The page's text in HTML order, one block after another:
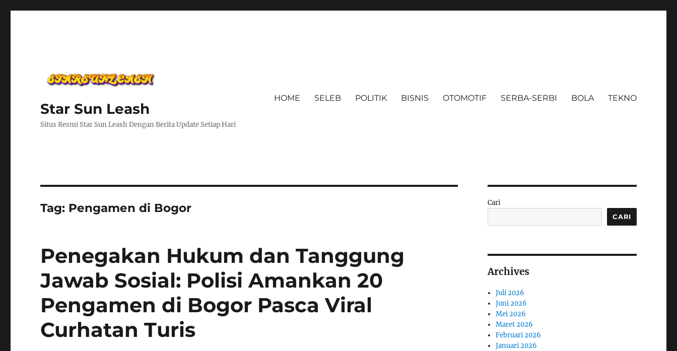
Star Sun Leash
Situs Resmi Star Sun Leash Dengan Berita Update Setiap Hari
HOME SELEB POLITIK BISNIS OTOMOTIF SERBA-SERBI BOLA TEKNO
Tag: Pengamen di Bogor
Penegakan Hukum dan Tanggung
Jawab Sosial: Polisi Amankan 20
Pengamen di Bogor Pasca Viral
Curhatan Turis
Cari
CARI
Archives
Juli 2026
Juni 2026
Mei 2026
Maret 2026
Februari 2026
Januari 2026